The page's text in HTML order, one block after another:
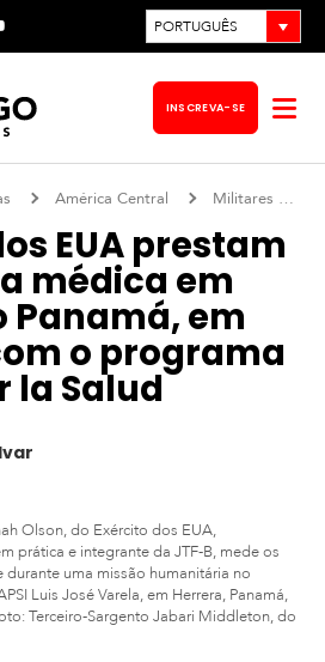
PORTUGUÊS
INSCREVA-SE
América Central Militares dos EUA prestam assistência médica em Azuero, no Panamá, em parceria com o programa Juntos por la Salud
EUA prestam
médica em
Panamá, em
o programa
la Salud
Olson, do Exército dos EUA,
prática e integrante da JTF-B, mede os
durante uma missão humanitária no
Luis José Varela, em Herrera, Panamá,
Terceiro-Sargento Jabari Middleton, do